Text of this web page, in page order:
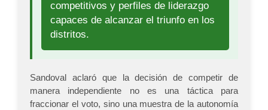
competitivos y perfiles de liderazgo
capaces de alcanzar el triunfo en los
distritos.
Sandoval aclaró que la decisión de competir de
manera independiente no es una táctica para
fraccionar el voto, sino una muestra de la autonomía